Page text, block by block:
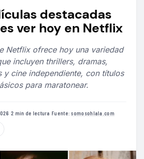
destacadas
ver hoy en Netflix
Netflix ofrece hoy una variedad
incluyen thrillers, dramas,
y cine independiente, con títulos
para maratonear.
·2 min de lectura ·Fuente: somosohlala.com